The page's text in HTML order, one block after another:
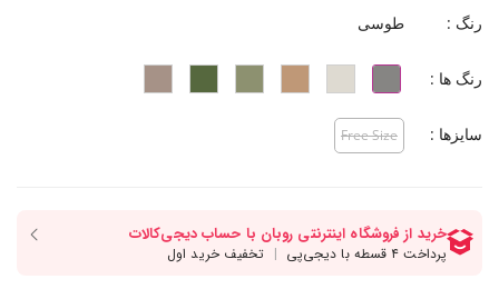
رنگ : طوسی
رنگ ها :
سایزها : Free Size